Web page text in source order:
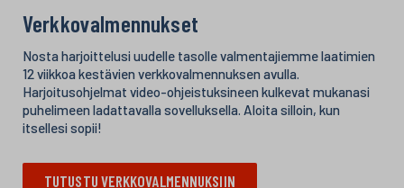
Verkkovalmennukset
Nosta harjoittelusi uudelle tasolle valmentajiemme laatimien
12 viikkoa kestävien verkkovalmennuksen avulla.
Harjoitusohjelmat video-ohjeistuksineen kulkevat mukanasi
puhelimeen ladattavalla sovelluksella. Aloita silloin, kun
itsellesi sopii!
TUTUSTU VERKKOVALMENNUKSIIN